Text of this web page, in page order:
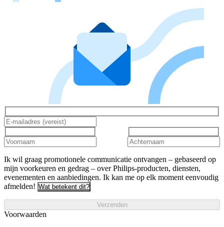
Ik wil graag promotionele communicatie ontvangen – gebaseerd op
mijn voorkeuren en gedrag – over Philips-producten, diensten,
evenementen en aanbiedingen. Ik kan me op elk moment eenvoudig
afmelden! Wat betekent dit?
Verzenden
Voorwaarden